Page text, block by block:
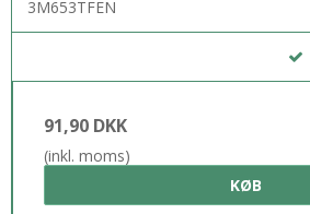
3M653TFEN
91,90 DKK
(inkl. moms)
KØB